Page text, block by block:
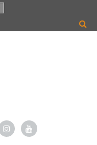
Set
Larger